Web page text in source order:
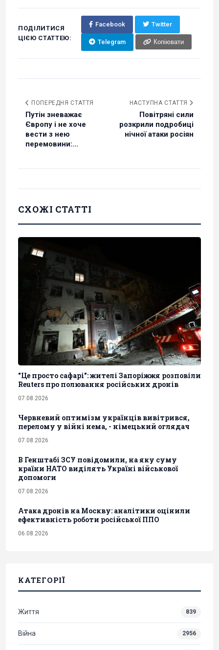
ПОДІЛИТИСЯ
ЦІЄЮ СТАТТЕЮ:
Facebook Twitter
Telegram Копіювати
ПОПЕРЕДНЯ СТАТТЯ
Путін зневажає
Європу і не хоче
вести з нею
перемовини:...
НАСТУПНА СТАТТЯ
Повітряні сили
розкрили подробиці
нічної атаки росіян
СХОЖІ СТАТТІ
"Це просто сафарі": жителі Запоріжжя розповіли
Reuters про полювання російських дронів
07.08.2026
Червневий оптимізм українців вивітрився,
перелому у війні нема, - німецький оглядач
07.08.2026
В Генштабі ЗСУ повідомили, на яку суму
країни НАТО виділять Україні військової
допомоги
07.08.2026
Атака дронів на Москву: аналітики оцінили
ефективність роботи російської ППО
06.08.2026
КАТЕГОРІЇ
Життя 839
Війна 2956